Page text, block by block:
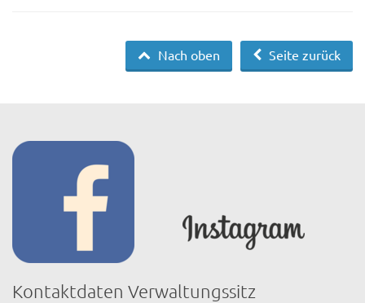
Seite zurück
Nach oben
Kontaktdaten Verwaltungssitz